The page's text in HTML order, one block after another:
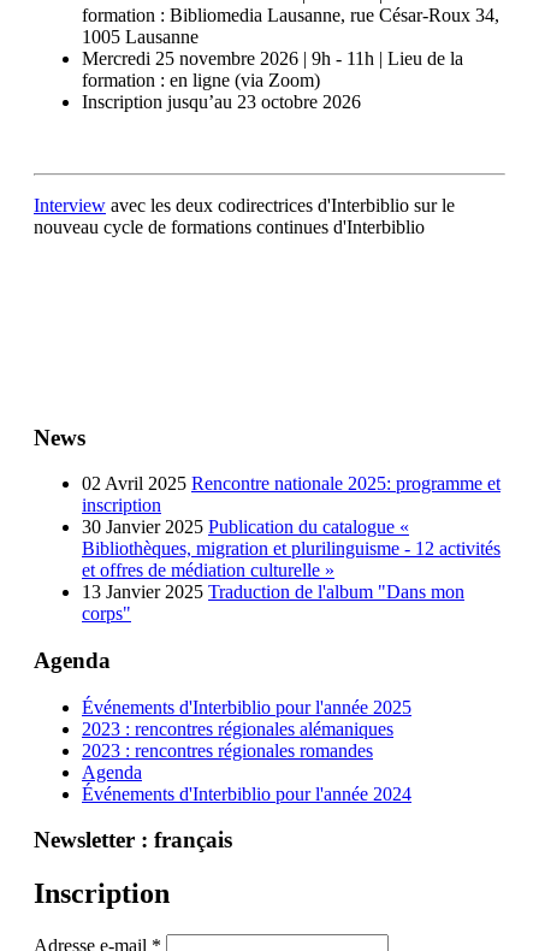
formation : Bibliomedia Lausanne, rue César-Roux 34,
1005 Lausanne
Mercredi 25 novembre 2026 | 9h - 11h | Lieu de la
formation : en ligne (via Zoom)
Inscription jusqu’au 23 octobre 2026
Interview avec les deux codirectrices d'Interbiblio sur le
nouveau cycle de formations continues d'Interbiblio
News
02 Avril 2025 Rencontre nationale 2025: programme et
inscription
30 Janvier 2025 Publication du catalogue «
Bibliothèques, migration et plurilinguisme - 12 activités
et offres de médiation culturelle »
13 Janvier 2025 Traduction de l'album "Dans mon
corps"
Agenda
Événements d'Interbiblio pour l'année 2025
2023 : rencontres régionales alémaniques
2023 : rencontres régionales romandes
Agenda
Événements d'Interbiblio pour l'année 2024
Newsletter : français
Inscription
Adresse e-mail *